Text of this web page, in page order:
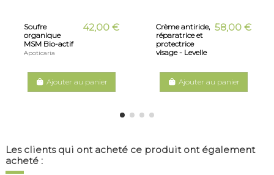
Soufre
organique
MSM Bio-actif
Apoticaria
42,00 €
Ajouter au panier
Crème antiride,
réparatrice et
protectrice
visage - Levelle
58,00 €
Ajouter au panier
Les clients qui ont acheté ce produit ont également
acheté :